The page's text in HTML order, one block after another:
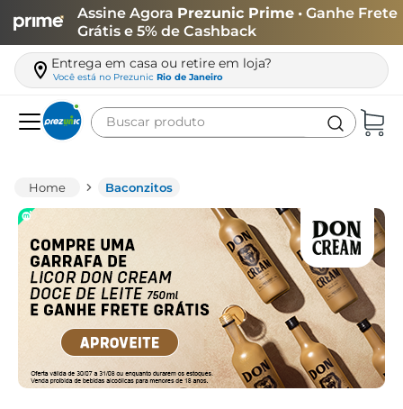
Assine Agora Prezunic Prime • Ganhe Frete
Grátis e 5% de Cashback
Entrega em casa ou retire em loja?
Você está no Prezunic Rio de Janeiro
Buscar produto
Baconzitos
carne
café
queijo
arroz
biscoito
azeite